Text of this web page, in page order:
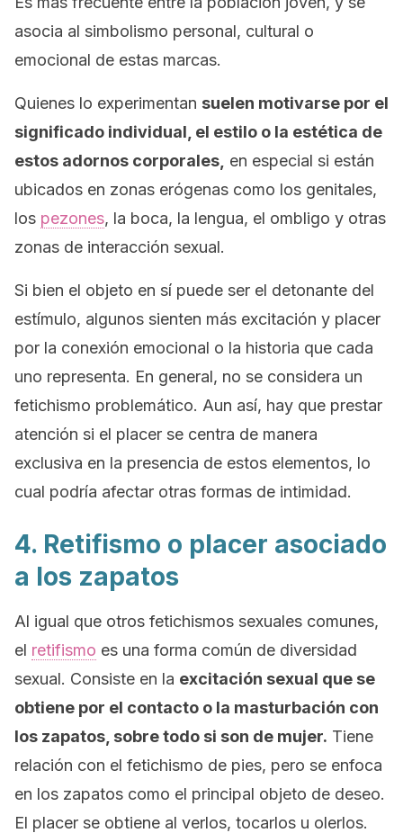
asocia al simbolismo personal, cultural o
emocional de estas marcas.
Quienes lo experimentan suelen motivarse por el
significado individual, el estilo o la estética de
estos adornos corporales, en especial si están
ubicados en zonas erógenas como los genitales,
los pezones, la boca, la lengua, el ombligo y otras
zonas de interacción sexual.
Si bien el objeto en sí puede ser el detonante del
estímulo, algunos sienten más excitación y placer
por la conexión emocional o la historia que cada
uno representa. En general, no se considera un
fetichismo problemático. Aun así, hay que prestar
atención si el placer se centra de manera
exclusiva en la presencia de estos elementos, lo
cual podría afectar otras formas de intimidad.
4. Retifismo o placer asociado
a los zapatos
Al igual que otros fetichismos sexuales comunes,
el retifismo es una forma común de diversidad
sexual. Consiste en la excitación sexual que se
obtiene por el contacto o la masturbación con
los zapatos, sobre todo si son de mujer. Tiene
relación con el fetichismo de pies, pero se enfoca
en los zapatos como el principal objeto de deseo.
El placer se obtiene al verlos, tocarlos u olerlos.